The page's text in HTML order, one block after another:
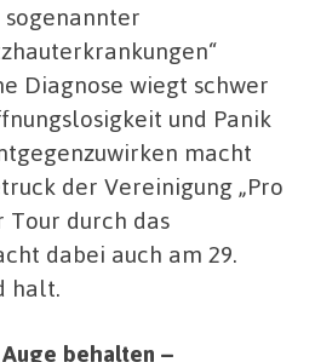
Diagnose wiegt schwer
und Panik
macht
der Vereinigung „Pro
Tour durch das
dabei auch am 29.
halt.
behalten –